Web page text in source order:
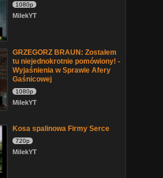
1080p
MilekYT
GRZEGORZ BRAUN: Zostałem
tu niejednokrotnie pomówiony! -
Wyjaśnienia w Sprawie Afery
Gaśnicowej
1080p
MilekYT
Kosa spalinowa Firmy Serce
720p
MilekYT